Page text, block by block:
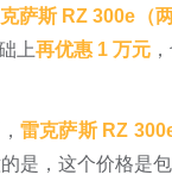
萨斯 RZ 300e（
上再优惠 1 万元
雷克萨斯 RZ
是，这个价格是